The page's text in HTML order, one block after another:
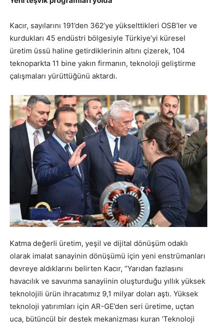
Kacır, sayılarını 191’den 362’ye yükselttikleri OSB’ler ve
kurdukları 45 endüstri bölgesiyle Türkiye’yi küresel
üretim üssü haline getirdiklerinin altını çizerek, 104
teknoparkta 11 bine yakın firmanın, teknoloji geliştirme
çalışmaları yürüttüğünü aktardı.
Katma değerli üretim, yeşil ve dijital dönüşüm odaklı
olarak imalat sanayinin dönüşümü için yeni enstrümanları
devreye aldıklarını belirten Kacır, “Yarıdan fazlasını
havacılık ve savunma sanayiinin oluşturduğu yıllık yüksek
teknolojili ürün ihracatımız 9,1 milyar doları aştı. Yüksek
teknoloji yatırımları için AR-GE’den seri üretime, uçtan
uca, bütüncül bir destek mekanizması kuran ‘Teknoloji